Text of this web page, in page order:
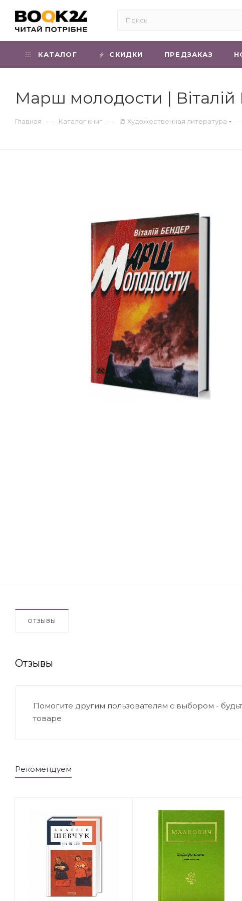
КАТАЛОГ СКИДКИ ПРЕДЗАКАЗ
Марш молодости |
Главная — Каталог книг — 📒 Художественная литература
ОТЗЫВЫ
Отзывы
Помогите другим пользователям с выбором -
товаре
Рекомендуем